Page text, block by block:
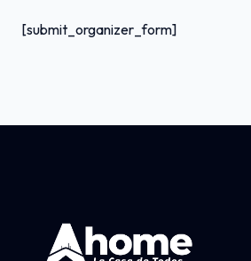
[submit_organizer_form]